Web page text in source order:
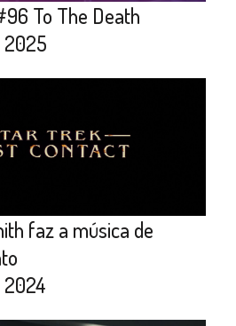
To The Death
2025
faz a música de
2024